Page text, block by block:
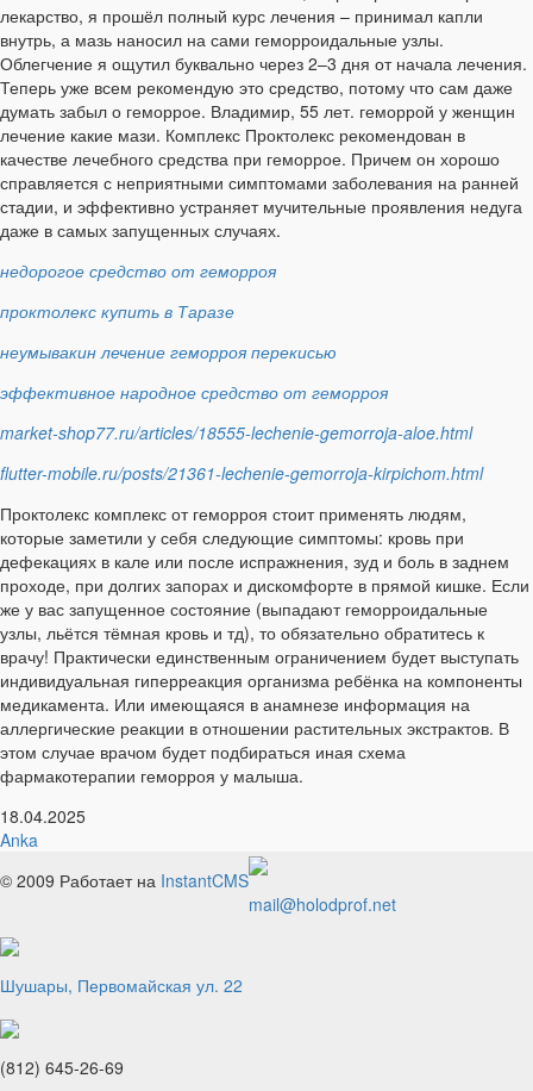
лекарство, я прошёл полный курс лечения – принимал капли
внутрь, а мазь наносил на сами геморроидальные узлы.
Облегчение я ощутил буквально через 2–3 дня от начала лечения.
Теперь уже всем рекомендую это средство, потому что сам даже
думать забыл о геморрое. Владимир, 55 лет. геморрой у женщин
лечение какие мази. Комплекс Проктолекс рекомендован в
качестве лечебного средства при геморрое. Причем он хорошо
справляется с неприятными симптомами заболевания на ранней
стадии, и эффективно устраняет мучительные проявления недуга
даже в самых запущенных случаях.
недорогое средство от геморроя
проктолекс купить в Таразе
неумывакин лечение геморроя перекисью
эффективное народное средство от геморроя
market-shop77.ru/articles/18555-lechenie-gemorroja-aloe.html
flutter-mobile.ru/posts/21361-lechenie-gemorroja-kirpichom.html
Проктолекс комплекс от геморроя стоит применять людям,
которые заметили у себя следующие симптомы: кровь при
дефекациях в кале или после испражнения, зуд и боль в заднем
проходе, при долгих запорах и дискомфорте в прямой кишке. Если
же у вас запущенное состояние (выпадают геморроидальные
узлы, льётся тёмная кровь и тд), то обязательно обратитесь к
врачу! Практически единственным ограничением будет выступать
индивидуальная гиперреакция организма ребёнка на компоненты
медикамента. Или имеющаяся в анамнезе информация на
аллергические реакции в отношении растительных экстрактов. В
этом случае врачом будет подбираться иная схема
фармакотерапии геморроя у малыша.
18.04.2025
Anka
© 2009 Работает на InstantCMS
mail@holodprof.net
Шушары, Первомайская ул. 22
(812) 645-26-69